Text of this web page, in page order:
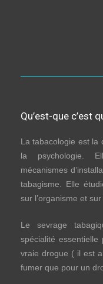
Qu’est-que c’est
La tabacologie est la
la psychologie.
mécanismes
tabagisme. Elle
sur l’organisme et
Le sevrage
spécialité
vraie drogue ( il est
fumer que pour un